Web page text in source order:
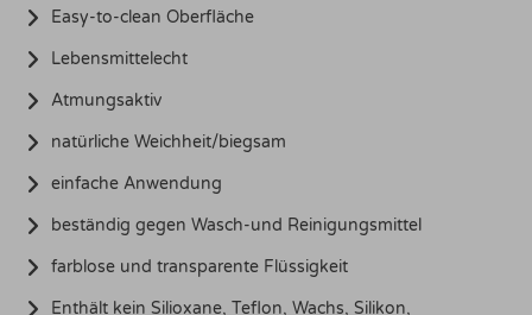
Easy-to-clean Oberfläche
Lebensmittelecht
Atmungsaktiv
natürliche Weichheit/biegsam
einfache Anwendung
beständig gegen Wasch-und Reinigungsmittel
farblose und transparente Flüssigkeit
Enthält kein Silioxane, Teflon, Wachs, Silikon,